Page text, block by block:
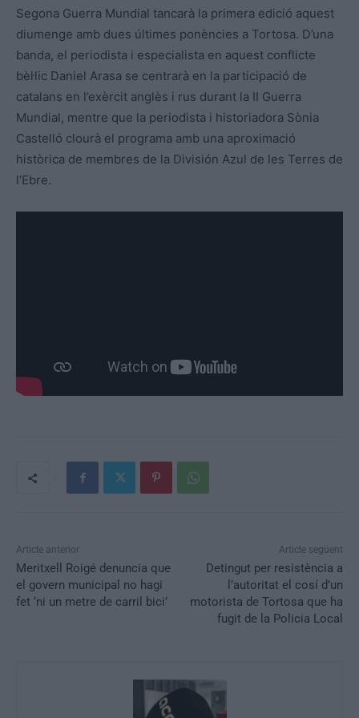
Segona Guerra Mundial tancarà la primera edició aquest
diumenge amb dues últimes ponències a Tortosa. D’una
banda, el periodista i especialista en aquest conflicte
bèl·lic Daniel Arasa se centrarà en la participació de
catalans en l’exèrcit anglès i rus durant la II Guerra
Mundial, mentre que la periodista i historiadora Sònia
Castelló clourà el programa amb una aproximació
històrica de membres de la División Azul de les Terres de
l’Ebre.
Article anterior
Meritxell Roigé denuncia que
el govern municipal no hagi
fet ‘ni un metre de carril bici’
Article següent
Detingut per resistència a
l’autoritat el cosí d’un
motorista de Tortosa que ha
fugit de la Policia Local